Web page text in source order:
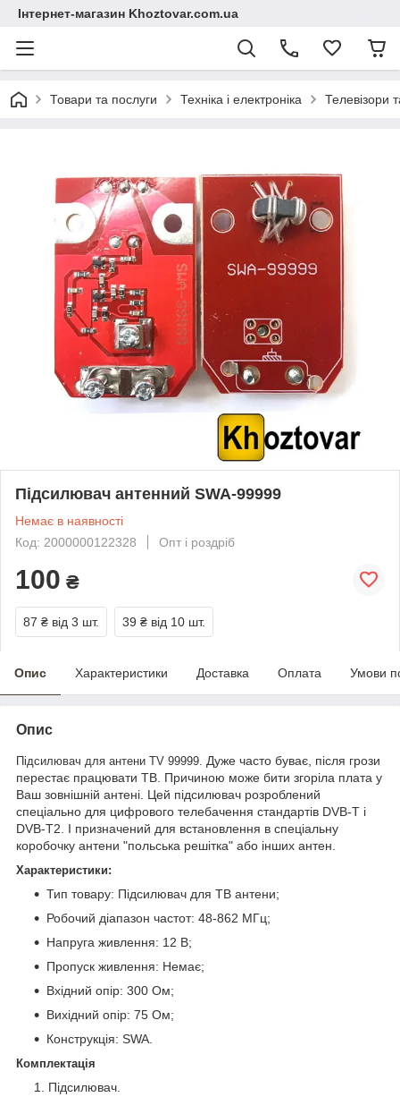
Інтернет-магазин Khoztovar.com.ua
Товари та послуги Техніка і електроніка Телевізори
Підсилювач антенний SWA-99999
Немає в наявності
Код: 2000000122328
Опт і роздріб
100 ₴
87 ₴ від 3 шт. 39 ₴ від 10 шт.
Опис Характеристики Доставка Оплата Умови
Опис
Підсилювач для антени TV 99999. Дуже часто буває, після грози
перестає працювати ТВ. Причиною може бити згоріла плата у
Ваш зовнішній антені. Цей підсилювач розроблений
спеціально для цифрового телебачення стандартів DVB-T і
DVB-T2. І призначений для встановлення в спеціальну
коробочку антени "польська решітка" або інших антен.
Характеристики:
Тип товару: Підсилювач для ТВ антени;
Робочий діапазон частот: 48-862 МГц;
Напруга живлення: 12 В;
Пропуск живлення: Немає;
Вхідний опір: 300 Ом;
Вихідний опір: 75 Ом;
Конструкція: SWA.
Комплектація
Підсилювач.